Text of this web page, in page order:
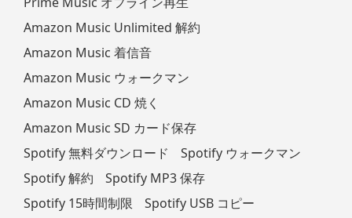
Amazon Music Unlimited 解約
Amazon Music 着信音
Amazon Music ウォークマン
Amazon Music CD 焼く
Amazon Music SD カード保存
Spotify 無料ダウンロード
Spotify ウォークマン
Spotify 解約
Spotify MP3 保存
Spotify 15時間制限
Spotify USB コピー